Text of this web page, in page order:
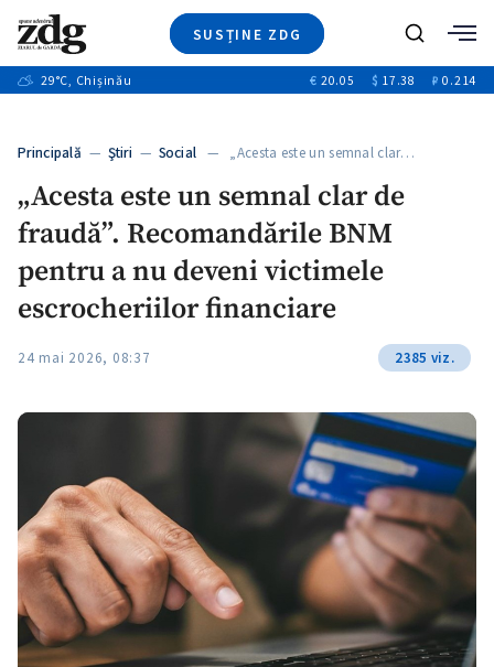
SUSȚINE ZDG
Ştiri
+11
Special
Blog
Caută
29°C, Chișinău € 20.05 $ 17.38 ₽ 0.214
Principală — Ştiri — Social — „Acesta este un semnal clar…
„Acesta este un semnal clar de
fraudă”. Recomandările BNM
pentru a nu deveni victimele
escrocheriilor financiare
24 mai 2026, 08:37 2385 viz.